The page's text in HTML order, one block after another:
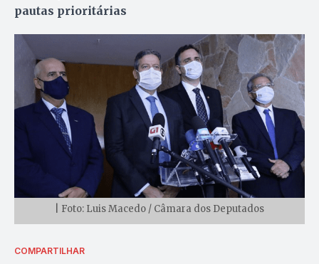
pautas prioritárias
| Foto: Luis Macedo / Câmara dos Deputados
COMPARTILHAR